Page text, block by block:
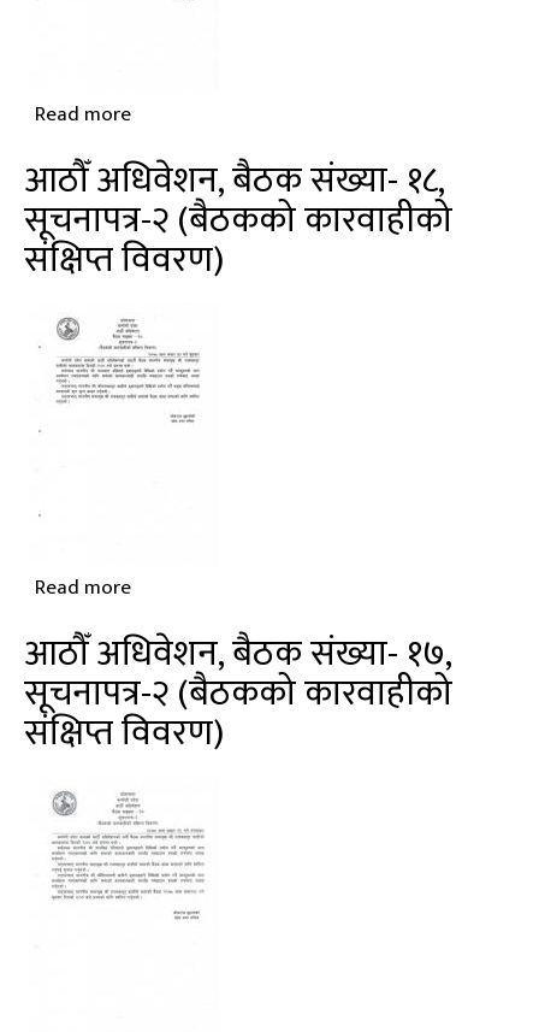
Read moreabout
२०७८
अषाढ
३०
सभाको
आठौँ
अधिवेशनको
आठौँ अधिवेशन, बैठक संख्या- १८,
सूचनापत्र-२ (बैठकको कारवाहीको
संक्षिप्त विवरण)
Read moreabout
अधिवेशन,
बैठक
संख्या-
सूचनापत्र-२
(बैठकको
कारवाहीको
संक्षिप्त
विवरण)
आठौँ अधिवेशन, बैठक संख्या- १७,
सूचनापत्र-२ (बैठकको कारवाहीको
संक्षिप्त विवरण)